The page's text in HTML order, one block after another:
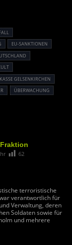
EU-SANKTIONEN
GELSENKIRCHEN
ÜBERWACHUNG
62
terroristische
verantwortlich für
Verwaltung, deren
Soldaten sowie für
und mehrere